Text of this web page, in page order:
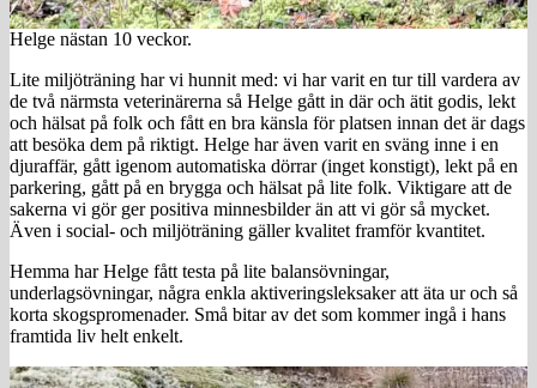
Helge nästan 10 veckor.
Lite miljöträning har vi hunnit med: vi har varit en tur till vardera av
de två närmsta veterinärerna så Helge gått in där och ätit godis, lekt
och hälsat på folk och fått en bra känsla för platsen innan det är dags
att besöka dem på riktigt. Helge har även varit en sväng inne i en
djuraffär, gått igenom automatiska dörrar (inget konstigt), lekt på en
parkering, gått på en brygga och hälsat på lite folk. Viktigare att de
sakerna vi gör ger positiva minnesbilder än att vi gör så mycket.
Även i social- och miljöträning gäller kvalitet framför kvantitet.
Hemma har Helge fått testa på lite balansövningar,
underlagsövningar, några enkla aktiveringsleksaker att äta ur och så
korta skogspromenader. Små bitar av det som kommer ingå i hans
framtida liv helt enkelt.